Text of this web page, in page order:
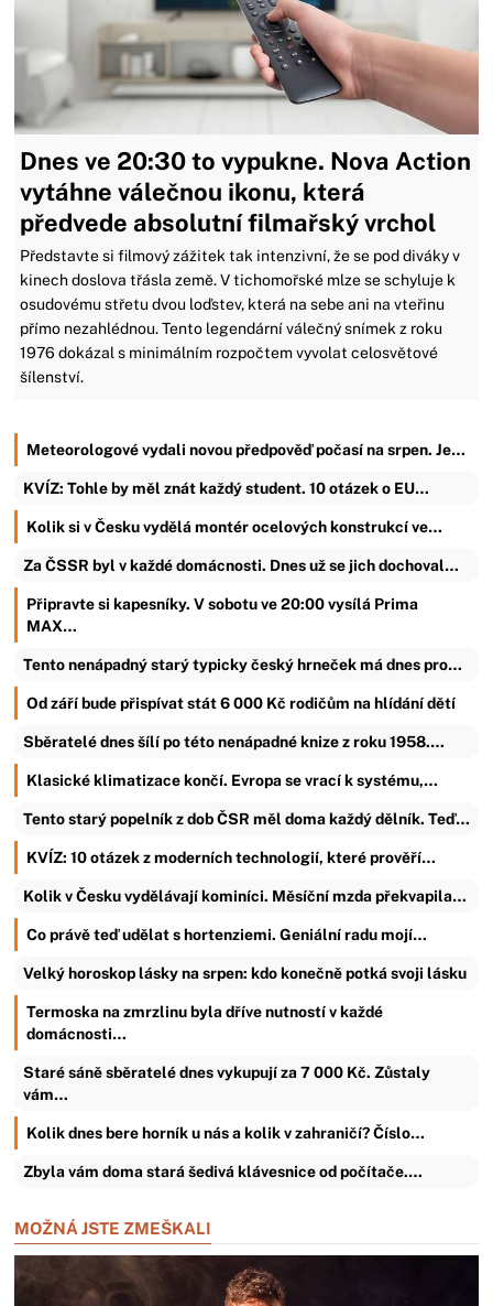
Dnes ve 20:30 to vypukne. Nova Action
vytáhne válečnou ikonu, která
předvede absolutní filmařský vrchol
Představte si filmový zážitek tak intenzivní, že se pod diváky v
kinech doslova třásla země. V tichomořské mlze se schyluje k
osudovému střetu dvou loďstev, která na sebe ani na vteřinu
přímo nezahlédnou. Tento legendární válečný snímek z roku
1976 dokázal s minimálním rozpočtem vyvolat celosvětové
šílenství.
Meteorologové vydali novou předpověď počasí na srpen. Je…
KVÍZ: Tohle by měl znát každý student. 10 otázek o EU…
Kolik si v Česku vydělá montér ocelových konstrukcí ve…
Za ČSSR byl v každé domácnosti. Dnes už se jich dochoval…
Připravte si kapesníky. V sobotu ve 20:00 vysílá Prima
MAX…
Tento nenápadný starý typicky český hrneček má dnes pro…
Od září bude přispívat stát 6 000 Kč rodičům na hlídání dětí
Sběratelé dnes šílí po této nenápadné knize z roku 1958.…
Klasické klimatizace končí. Evropa se vrací k systému,…
Tento starý popelník z dob ČSR měl doma každý dělník. Teď…
KVÍZ: 10 otázek z moderních technologií, které prověří…
Kolik v Česku vydělávají kominíci. Měsíční mzda překvapila…
Co právě teď udělat s hortenziemi. Geniální radu mojí…
Velký horoskop lásky na srpen: kdo konečně potká svoji lásku
Termoska na zmrzlinu byla dříve nutností v každé
domácnosti…
Staré sáně sběratelé dnes vykupují za 7 000 Kč. Zůstaly
vám…
Kolik dnes bere horník u nás a kolik v zahraničí? Číslo…
Zbyla vám doma stará šedivá klávesnice od počítače.…
MOŽNÁ JSTE ZMEŠKALI